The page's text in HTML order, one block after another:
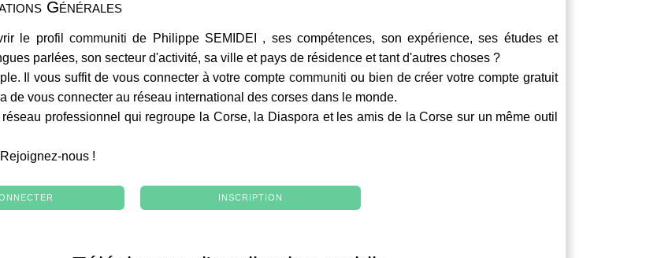
Générales
le profil communiti de Philippe SEMIDEI , ses compétences, son expérience, ses études et
parlées, son secteur d'activité, sa ville et pays de résidence et tant d'autres choses ?
Il vous suffit de vous connecter à votre comptecommuniti ou bien de créer votre compte gratuit
de vous connecter au réseau international des corses dans le monde.
professionnel qui regroupe la Corse, la Diaspora et les amis de la Corse sur un même outil
nous !
INSCRIPTION